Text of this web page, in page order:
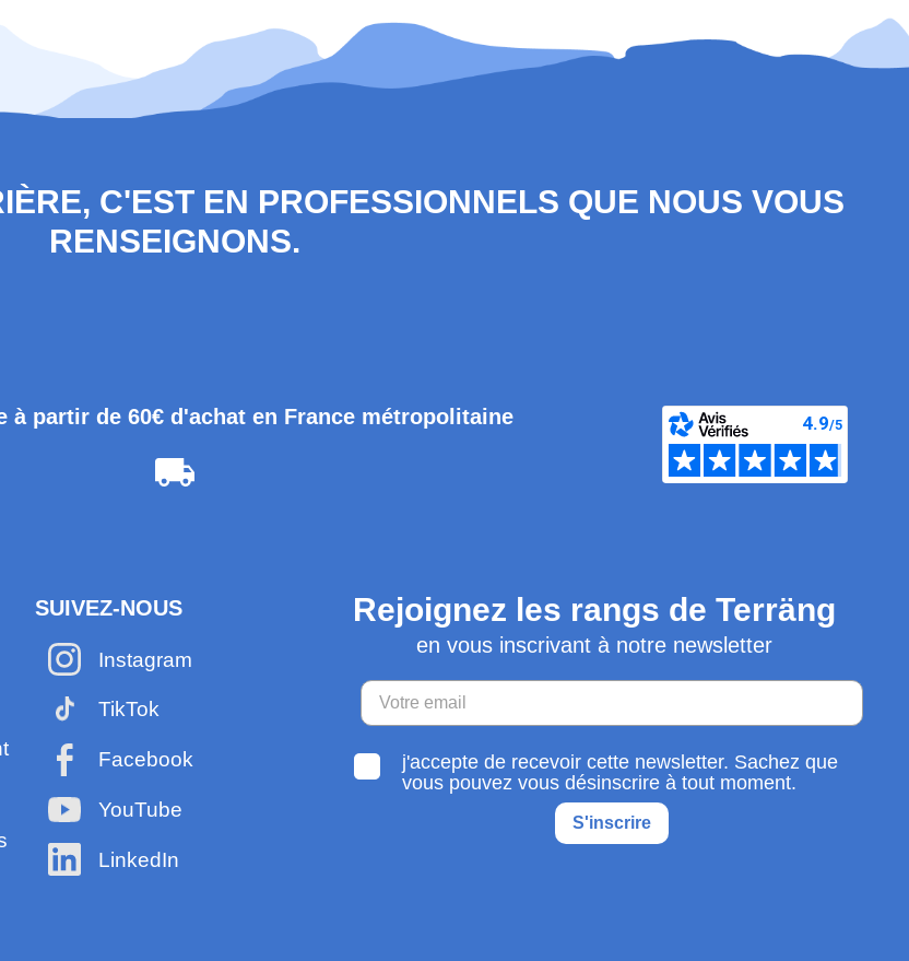
C'EST EN PROFESSIONNELS QUE NOUS VOUS
RENSEIGNONS.
à partir de 60€ d'achat en France métropolitaine
SUIVEZ-NOUS
Instagram
TikTok
Facebook
YouTube
LinkedIn
Rejoignez les rangs de Terräng
en vous inscrivant à notre newsletter
j'accepte de recevoir cette newsletter. Sachez que
vous pouvez vous désinscrire à tout moment.
S'inscrire